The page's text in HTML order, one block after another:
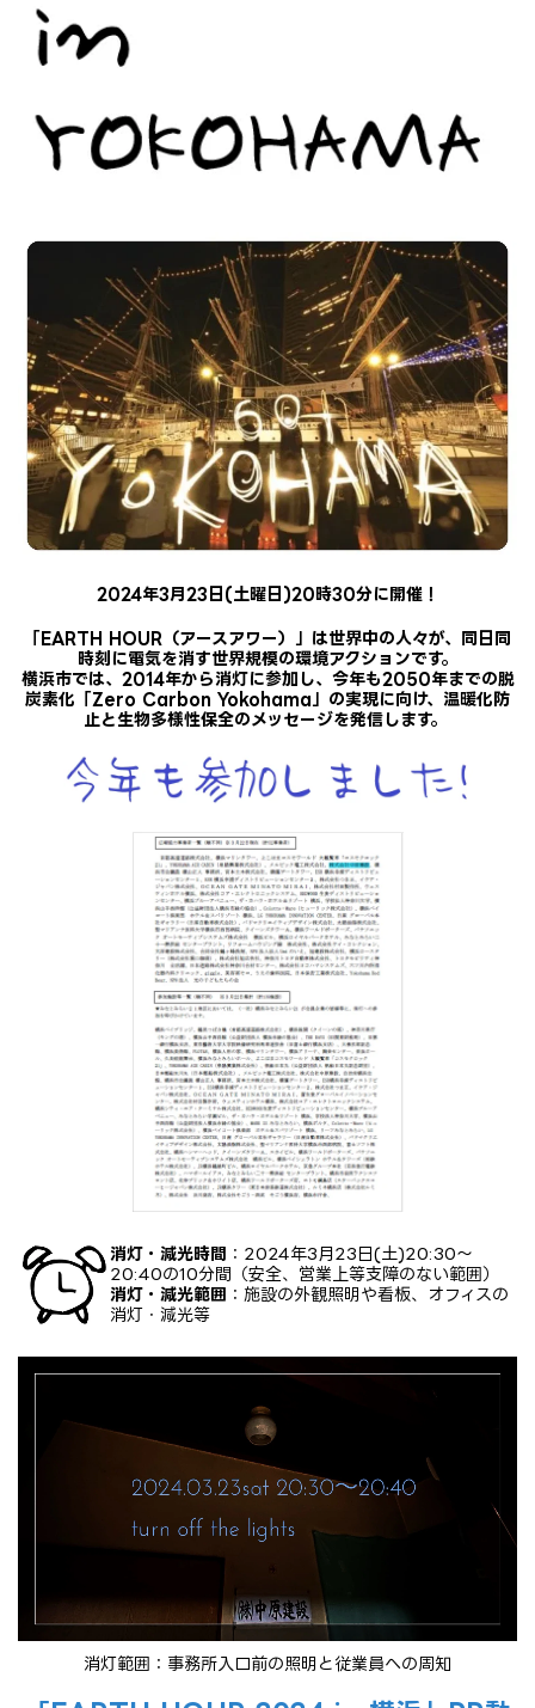
2024年3月23日(土曜日)20時30分に開催！
「EARTH HOUR（アースアワー）」は世界中の人々が、同日同
時刻に電気を消す世界規模の環境アクションです。
横浜市では、2014年から消灯に参加し、今年も2050年までの脱
炭素化「Zero Carbon Yokohama」の実現に向け、温暖化防
止と生物多様性保全のメッセージを発信します。
消灯・減光時間 ：2024年3月23日(土)20:30～
20:40の10分間（安全、営業上等支障のない範囲）
消灯・減光範囲 ：施設の外観照明や看板、オフィスの
消灯・減光等
消灯範囲：事務所入口前の照明と従業員への周知